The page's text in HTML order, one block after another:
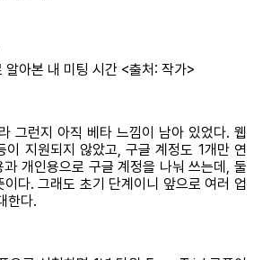
알아본 내 미팅 시간 <출처: 작가>
그런지 아직 베타 느낌이 남아 있었다. 웹
이 지원되지 않았고, 구글 계정도 1개만 연
개인용으로 구글 계정을 나눠 쓰는데, 둘
다. 그래도 초기 단계이니 앞으로 여러 업
한다.